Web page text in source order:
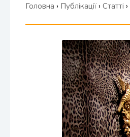
Головна › Публікації › Статті ›